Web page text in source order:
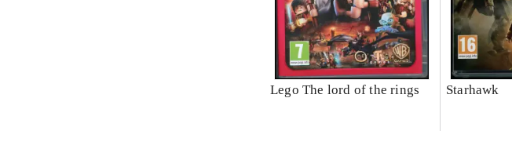
Lego The lord of the rings Starhawk